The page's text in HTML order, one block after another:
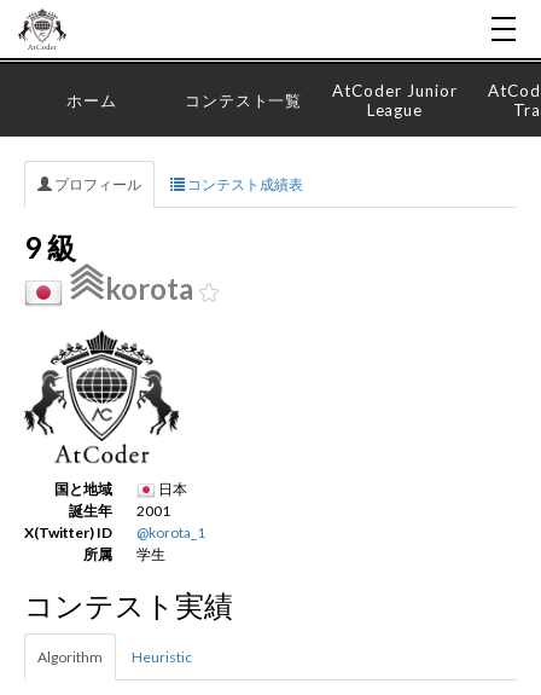
新規登録
ホーム コンテスト一覧
AtCoder Junior
League
プロフィール コンテスト成績表
9 級
korota
国と地域
日本
誕生年
2001
X(Twitter) ID
@korota_1
所属
学生
コンテスト実績
Algorithm Heuristic